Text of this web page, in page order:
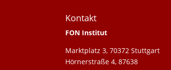
Kontakt
FON Institut
Marktplatz 3, 70372 Stuttgart
Hörnerstraße 4, 87638